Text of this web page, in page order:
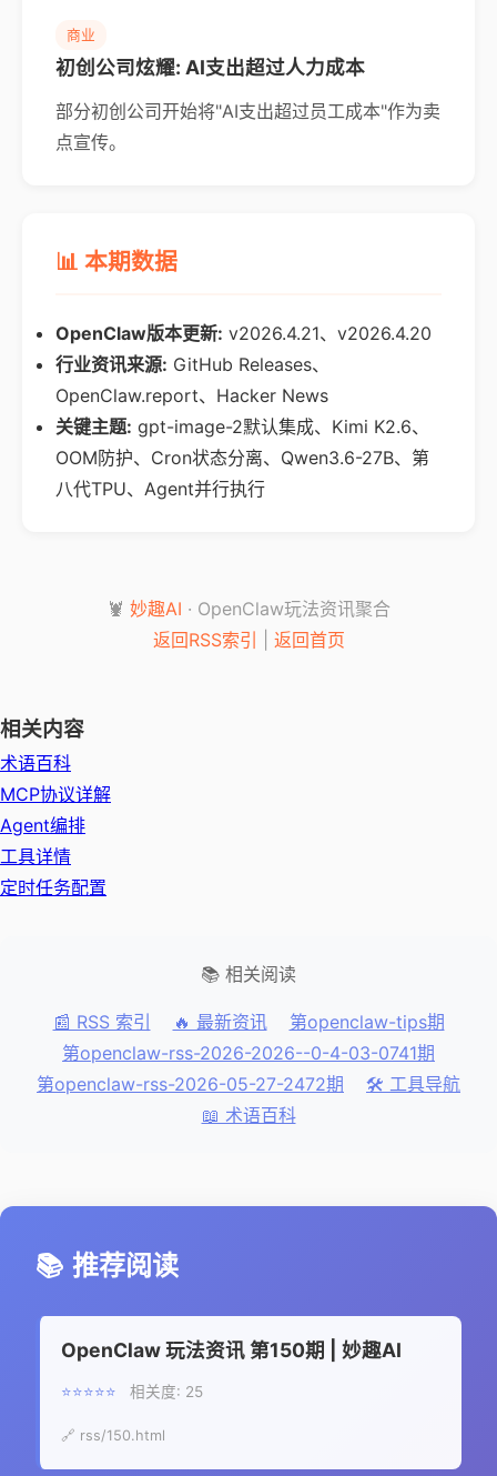
商业
初创公司炫耀: AI支出超过人力成本
部分初创公司开始将"AI支出超过员工成本"作为卖
点宣传。
📊 本期数据
OpenClaw版本更新: v2026.4.21、v2026.4.20
行业资讯来源: GitHub Releases、
OpenClaw.report、Hacker News
关键主题: gpt-image-2默认集成、Kimi K2.6、
OOM防护、Cron状态分离、Qwen3.6-27B、第
八代TPU、Agent并行执行
🦞 妙趣AI · OpenClaw玩法资讯聚合
返回RSS索引
返回首页
相关内容
术语百科
MCP协议详解
Agent编排
工具详情
定时任务配置
📚 相关阅读
📰 RSS 索引 🔥 最新资讯
第openclaw-tips期
第openclaw-rss-2026-2026--0-4-03-0741期
第openclaw-rss-2026-05-27-2472期
🛠️ 工具导航
📖 术语百科
📚 推荐阅读
OpenClaw 玩法资讯 第150期 | 妙趣AI
⭐⭐⭐⭐⭐ 相关度: 25
🔗 rss/150.html